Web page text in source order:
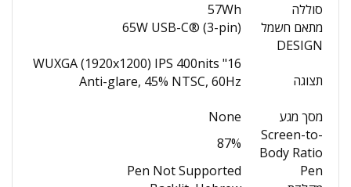
סוללה
57Wh
מתאם חשמל
65W USB-C® (3-pin)
DESIGN
תצוגה
16" WUXGA (1920x1200) IPS 400nits
Anti-glare, 45% NTSC, 60Hz
מסך מגע
None
Screen-to-
Body Ratio
87%
Pen
Pen Not Supported